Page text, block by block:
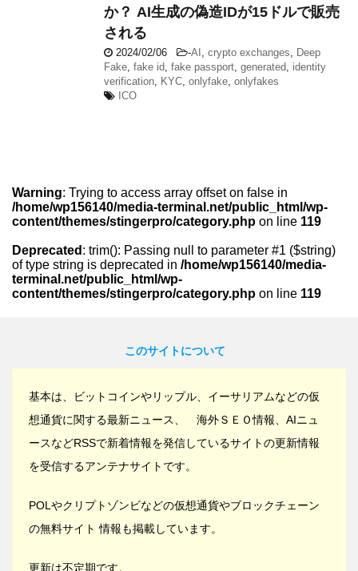
か？ AI生成の偽造IDが15ドルで販売
される
2024/02/06 -AI crypto exchanges
Deep
Fake fake id fake passport generated identity
verification KYC onlyfake onlyfakes
ICO
Warning: Trying to access array offset on false in
/home/wp156140/media-terminal.net/public_html/wp-
content/themes/stingerpro/category.php on line 119
Deprecated : trim(): Passing null to parameter #1 ($string)
of type string is deprecated in /home/wp156140/media-
terminal.net/public_html/wp-
content/themes/stingerpro/category.php on line 119
このサイトについて
基本は、ビットコインやリップル、イーサリアムなどの仮
想通貨に関する最新ニュース、 海外ＳＥＯ情報、AIニュ
ースなどRSSで新着情報を発信しているサイトの更新情報
を受信するアンテナサイトです。
POLやクリプトゾンビなどの仮想通貨やブロックチェーン
の無料サイト 情報も掲載しています。
更新は不定期です。